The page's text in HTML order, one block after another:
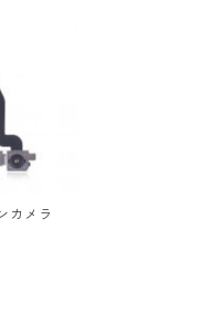
カメラ